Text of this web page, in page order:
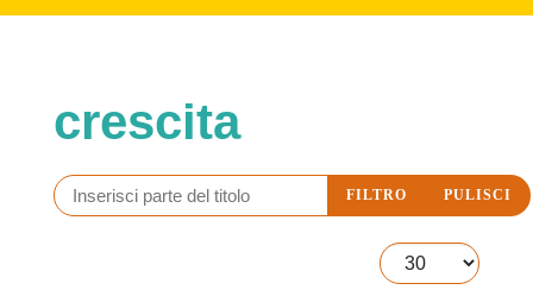
crescita
Inserisci parte del titolo
FILTRO PULISCI
Visualizza #